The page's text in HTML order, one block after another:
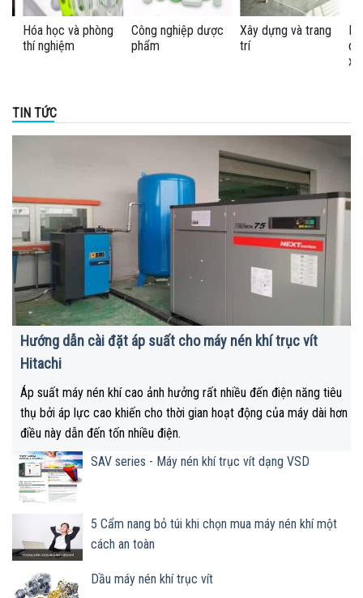
trang
Máy nén khí cho
dây chuyền sản
Công nghiệp sản
Sửa chữa ô tô /
TIN TỨC
Hướng dẫn cài đặt áp suất cho máy nén khí trục vít
Hitachi
Áp suất máy nén khí cao ảnh hưởng rất nhiều đến điện năng tiêu
thụ bởi áp lực cao khiến cho thời gian hoạt động của máy dài hơn
điều này dẫn đến tốn nhiều điện.
SAV series - Máy nén khí trục vít dạng VSD
5 Cẩm nang bỏ túi khi chọn mua máy nén khí một
cách an toàn
Dầu máy nén khí trục vít